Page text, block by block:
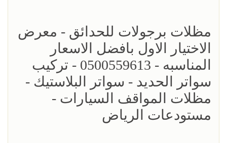
مظلات برجولات للحدائق - معرض
الاختيار الاول بافضل الاسعار
المناسبه - 0500559613 - تركيب
سواتر الحديد - سواتر البلاستيك -
مظلات المواقف السيارات -
مستودعات الرياض